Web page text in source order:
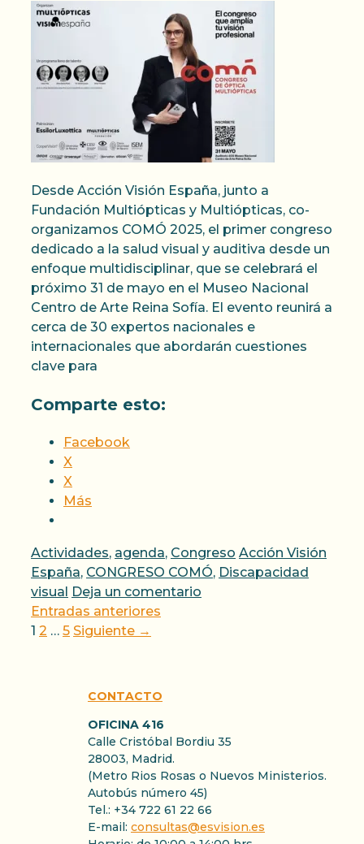
Desde Acción Visión España, junto a
Fundación Multiópticas y Multiópticas, co-
organizamos COMÓ 2025, el primer congreso
dedicado a la salud visual y auditiva desde un
enfoque multidisciplinar, que se celebrará el
próximo 31 de mayo en el Museo Nacional
Centro de Arte Reina Sofía. El evento reunirá a
cerca de 30 expertos nacionales e
internacionales que abordarán cuestiones
clave para
Comparte esto:
Facebook
X
X
Más
Categorías
Actividades, agenda, Congreso Etiquetas
Acción Visión
España, CONGRESO COMÓ, Discapacidad
visual
Deja un comentario
Entradas anteriores
Página
1 Página
2 … Página
5 Siguiente →
CONTACTO
OFICINA 416
Calle Cristóbal Bordiu 35
28003, Madrid.
(Metro Rios Rosas o Nuevos Ministerios.
Autobús número 45)
Tel.: +34 722 61 22 66
E-mail: consultas@esvision.es